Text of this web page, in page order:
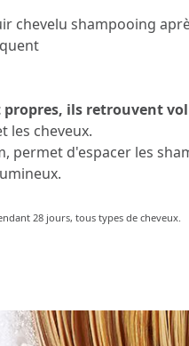
chevelu shampooing
propres, ils retrouvent
les cheveux.
permet d'espacer les
28 jours, tous types de cheveux.